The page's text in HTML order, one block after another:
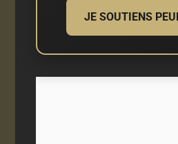
JE SOUTIENS